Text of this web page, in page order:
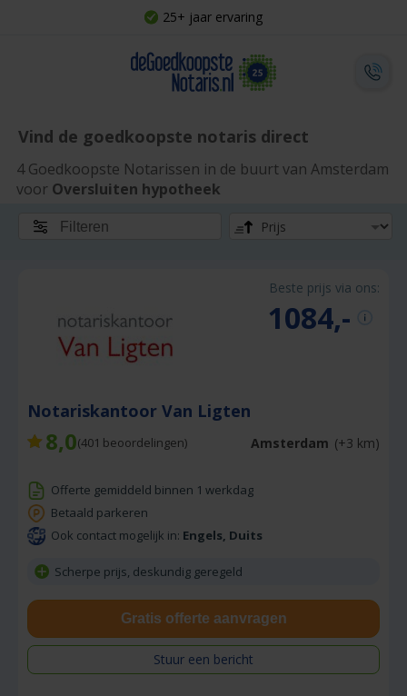
25+ jaar ervaring
Vind de goedkoopste notaris direct
4 Goedkoopste Notarissen in de buurt van Amsterdam
voor Oversluiten hypotheek
Filteren
Beste prijs via ons:
1084,-
Notariskantoor Van Ligten
8,0(401 beoordelingen) Amsterdam (+3 km)
Offerte gemiddeld binnen 1 werkdag
Betaald parkeren
Ook contact mogelijk in: Engels, Duits
Scherpe prijs, deskundig geregeld
Gratis offerte aanvragen
Stuur een bericht